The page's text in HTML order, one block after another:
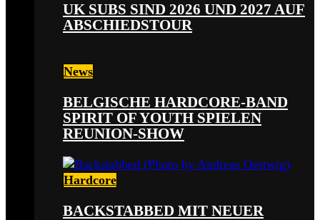
UK SUBS SIND 2026 UND 2027 AUF
ABSCHIEDSTOUR
News
BELGISCHE HARDCORE-BAND
SPIRIT OF YOUTH SPIELEN
REUNION-SHOW
Hardcore
BACKSTABBED MIT NEUER